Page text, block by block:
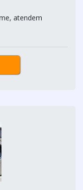
atendem